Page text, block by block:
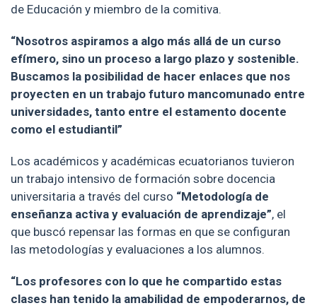
de Educación y miembro de la comitiva.
“Nosotros aspiramos a algo más allá de un curso
efímero, sino un proceso a largo plazo y sostenible.
Buscamos la posibilidad de hacer enlaces que nos
proyecten en un trabajo futuro mancomunado entre
universidades, tanto entre el estamento docente
como el estudiantil”
Los académicos y académicas ecuatorianos tuvieron
un trabajo intensivo de formación sobre docencia
universitaria a través del curso “Metodología de
enseñanza activa y evaluación de aprendizaje”, el
que buscó repensar las formas en que se configuran
las metodologías y evaluaciones a los alumnos.
“Los profesores con lo que he compartido estas
clases han tenido la amabilidad de empoderarnos, de